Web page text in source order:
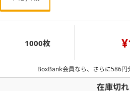
1000枚
BoxBank会員なら、さらに586円
在庫切れ